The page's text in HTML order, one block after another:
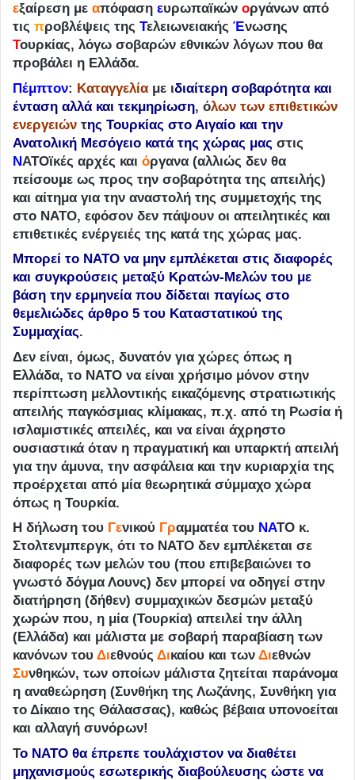
εξαίρεση με απόφαση ευρωπαϊκών οργάνων από
τις προβλέψεις της Τελειωνειακής Ένωσης
Τουρκίας, λόγω σοβαρών εθνικών λόγων που θα
προβάλει η Ελλάδα.
Πέμπτον: Καταγγελία με ιδιαίτερη σοβαρότητα και
ένταση αλλά και τεκμηρίωση, όλων των επιθετικών
ενεργειών της Τουρκίας στο Αιγαίο και την
Ανατολική Μεσόγειο κατά της χώρας μας στις
ΝΑΤΟϊκές αρχές και όργανα (αλλιώς δεν θα
πείσουμε ως προς την σοβαρότητα της απειλής)
και αίτημα για την αναστολή της συμμετοχής της
στο ΝΑΤΟ, εφόσον δεν πάψουν οι απειλητικές και
επιθετικές ενέργειές της κατά της χώρας μας.
Μπορεί το ΝΑΤΟ να μην εμπλέκεται στις διαφορές
και συγκρούσεις μεταξύ Κρατών-Μελών του με
βάση την ερμηνεία που δίδεται παγίως στο
θεμελιώδες άρθρο 5 του Καταστατικού της
Συμμαχίας.
Δεν είναι, όμως, δυνατόν για χώρες όπως η
Ελλάδα, το ΝΑΤΟ να είναι χρήσιμο μόνον στην
περίπτωση μελλοντικής εικαζόμενης στρατιωτικής
απειλής παγκόσμιας κλίμακας, π.χ. από τη Ρωσία ή
ισλαμιστικές απειλές, και να είναι άχρηστο
ουσιαστικά όταν η πραγματική και υπαρκτή απειλή
για την άμυνα, την ασφάλεια και την κυριαρχία της
προέρχεται από μία θεωρητικά σύμμαχο χώρα
όπως η Τουρκία.
Η δήλωση του Γενικού Γραμματέα του ΝΑΤΟ κ.
Στολτενμπεργκ, ότι το ΝΑΤΟ δεν εμπλέκεται σε
διαφορές των μελών του (που επιβεβαιώνει το
γνωστό δόγμα Λουνς) δεν μπορεί να οδηγεί στην
διατήρηση (δήθεν) συμμαχικών δεσμών μεταξύ
χωρών που, η μία (Τουρκία) απειλεί την άλλη
(Ελλάδα) και μάλιστα με σοβαρή παραβίαση των
κανόνων του Διεθνούς Δικαίου και των Διεθνών
Συνθηκών, των οποίων μάλιστα ζητείται παράνομα
η αναθεώρηση (Συνθήκη της Λωζάνης, Συνθήκη για
το Δίκαιο της Θάλασσας), καθώς βέβαια υπονοείται
και αλλαγή συνόρων!
Το ΝΑΤΟ θα έπρεπε τουλάχιστον να διαθέτει
μηχανισμούς εσωτερικής διαβούλευσης ώστε να